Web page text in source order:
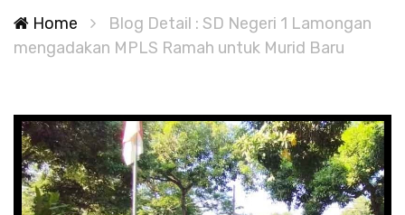
Home
Blog Detail : SD Negeri 1 Lamongan
mengadakan MPLS Ramah untuk Murid Baru